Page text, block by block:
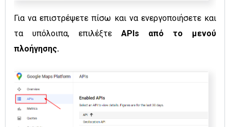
Για να επιστρέψετε πίσω και να ενεργοποιήσετε και
τα υπόλοιπα, επιλέξτε APIs από το μενού
πλοήγησης.